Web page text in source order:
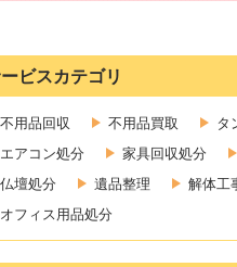
ビスカテゴリ
不用品回収 不用品買取 タ
エアコン処分
家具回収処分
仏壇処分
遺品整理 解体工
オフィス用品処分